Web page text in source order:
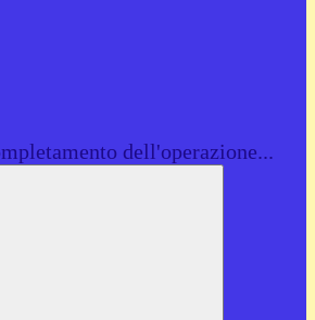
dell'operazione...